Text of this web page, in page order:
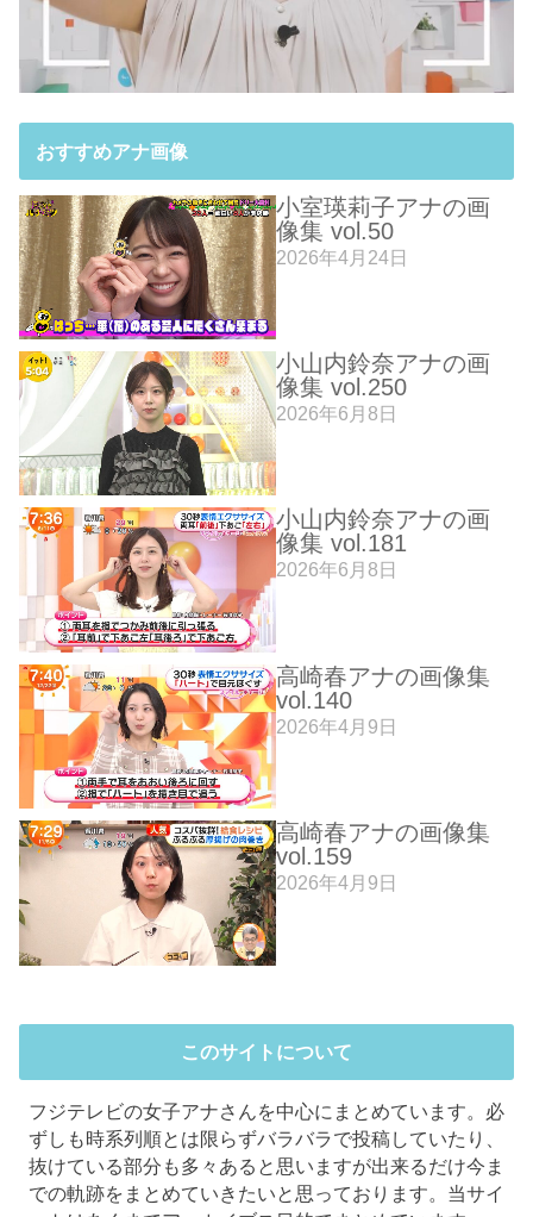
おすすめアナ画像
小室瑛莉子アナの画
像集 vol.50
2026年4月24日
小山内鈴奈アナの画
像集 vol.250
2026年6月8日
小山内鈴奈アナの画
像集 vol.181
2026年6月8日
高崎春アナの画像集
vol.140
2026年4月9日
高崎春アナの画像集
vol.159
2026年4月9日
このサイトについて
フジテレビの女子アナさんを中心にまとめています。必
ずしも時系列順とは限らずバラバラで投稿していたり、
抜けている部分も多々あると思いますが出来るだけ今ま
での軌跡をまとめていきたいと思っております。当サイ